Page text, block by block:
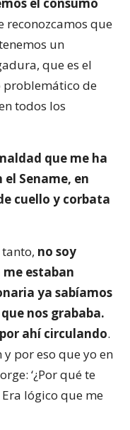
el consumo
reconozcamos que
un
que es el
problemático de
todos los
que me ha
Sename, en
cuello y corbata
tanto, no soy
me estaban
ya sabíamos
nos grababa.
ahí circulando.
por eso que yo en
‘¿Por qué te
lógico que me